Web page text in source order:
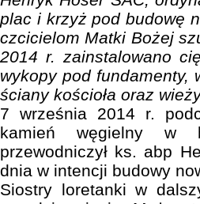
plac i krzyż pod budowę
czcicielom Matki Bożej
2014 r. zainstalowano
wykopy pod fundamenty,
ściany kościoła oraz
7 września 2014 r.
kamień węgielny w
przewodniczył ks. abp
dnia w intencji budowy
Siostry loretanki w